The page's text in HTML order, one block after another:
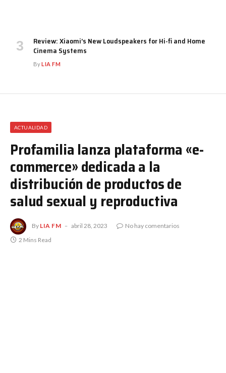
Review: Xiaomi’s New Loudspeakers for Hi-fi and Home
Cinema Systems
ByLIA FM
ACTUALIDAD
Profamilia lanza plataforma «e-
commerce» dedicada a la
distribución de productos de
salud sexual y reproductiva
By LIA FM abril 28, 2023
No hay comentarios
2 Mins Read